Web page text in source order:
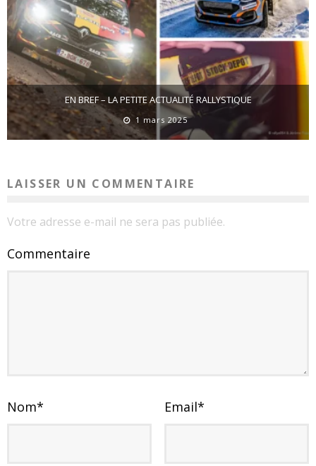
EN BREF – LA PETITE ACTUALITÉ RALLYSTIQUE
1 mars 2025
LAISSER UN COMMENTAIRE
Votre adresse e-mail ne sera pas publiée.
Commentaire
Nom* Email*